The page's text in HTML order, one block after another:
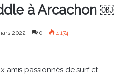
à Arcachon ￼
2022 0 4 174
amis passionnés de surf et